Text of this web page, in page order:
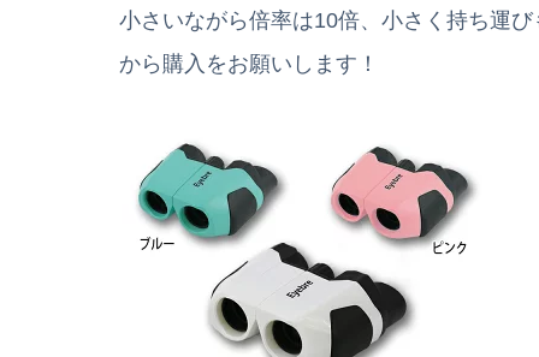
小さいながら倍率は10倍、小さく持ち運
から購入をお願いします！